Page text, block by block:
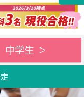
中学生 ＞